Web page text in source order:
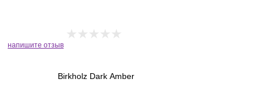
напишите отзыв
Birkholz Dark Amber